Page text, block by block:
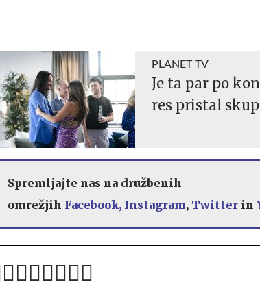
PLANET TV
Je ta par po
res pristal
Spremljajte nas na družbenih
omrežjih Facebook, Instagram, Twitter in